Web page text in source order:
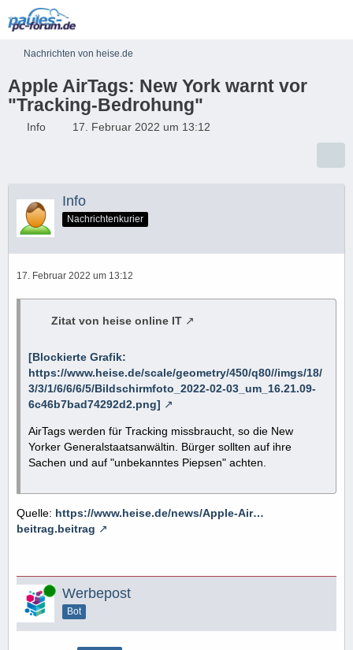
Nachrichten von heise.de
Apple AirTags: New York warnt vor
"Tracking-Bedrohung"
Info 17. Februar 2022 um 13:12
Info
Nachrichtenkurier
17. Februar 2022 um 13:12
Zitat von heise online IT
[Blockierte Grafik:
https://www.heise.de/scale/geometry/450/q80//imgs/18/
3/3/1/6/6/6/5/Bildschirmfoto_2022-02-03_um_16.21.09-
6c46b7bad74292d2.png]
AirTags werden für Tracking missbraucht, so die New
Yorker Generalstaatsanwältin. Bürger sollten auf ihre
Sachen und auf "unbekanntes Piepsen" achten.
Quelle: https://www.heise.de/news/Apple-Air…
beitrag.beitrag
Online Werbepost
Bot